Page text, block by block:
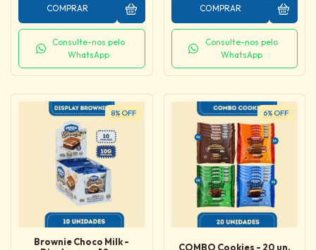
COMPRAR
Consulte-nos pelo
WhatsApp
COMPRAR
Consulte-nos pelo
WhatsApp
8% OFF
Brownie Choco Milk -
6% OFF
COMBO Cookies - 20 un.